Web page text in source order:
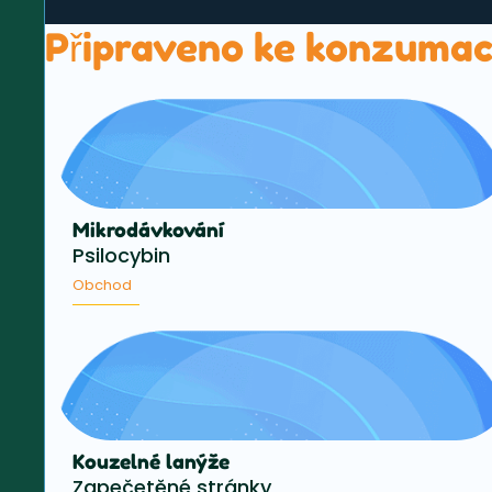
Připraveno ke
Mikrodávkování
Psilocybin
Obchod
Kouzelné lanýže